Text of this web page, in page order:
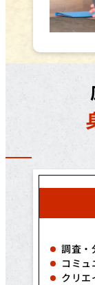
調査・
コミ
クリエ